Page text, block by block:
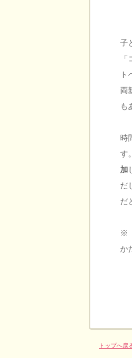
子
両
も
時
す
加
だ
だ
※
か
トップへ戻